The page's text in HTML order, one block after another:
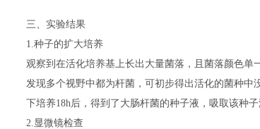
三、实验结果
1.种子的扩大培养
观察到在活化培养基上长出大量菌落，且菌落颜色单
发现多个视野中都为杆菌，可初步得出活化的菌种
下培养18h后，得到了大肠杆菌的种子液，吸取该种
2.显微镜检查